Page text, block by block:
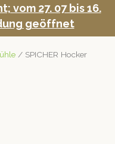
i
vom 27. 07 bis 16.
geöffnet
/ SPICHER Hocker